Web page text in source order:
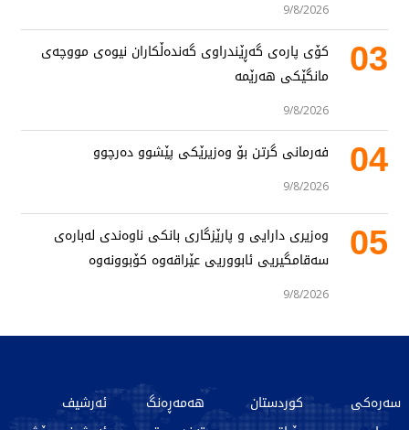
9/8/2026
03
کۆی پارەی گەڕێندراوی گەندەڵکاران نیوەی مووچەی
مانگێکی هەرێمە
9/8/2026
04 فەرمانی گرتن بۆ وەزیرێکی پێشوو دەرچوو
9/8/2026
05
وەزیری دارایی و پارێزگاری بانکی ناوەندی لەبارەی
سەقامگیریی ئابووریی عێراقەوە کۆبوونەوە
9/8/2026
سەرەکی
کوردستان
هەمەڕەنگ
ئەرشیف